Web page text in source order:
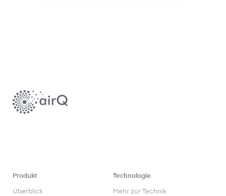
Produkt
Überblick
Technologie
Mehr zur Technik